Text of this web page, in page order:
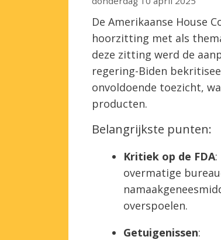
De Amerikaanse House
hoorzitting met als
deze zitting werd de
regering-Biden
onvoldoende toezicht,
producten.
Belangrijkste punten:
Kritiek op de FDA
overmatige
overspoelen.
Getuigenissen: